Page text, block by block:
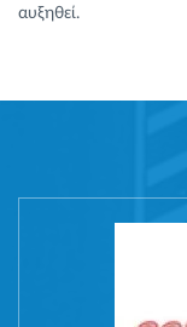
αυξηθεί.